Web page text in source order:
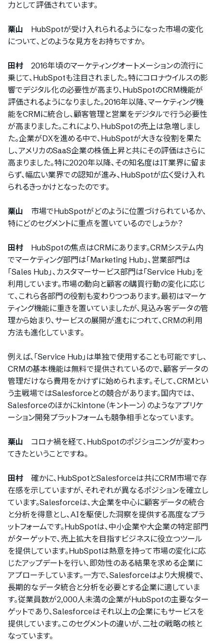
力として評価されています。
栗山 HubSpotが受け入れられるようになった市場の変化
について、どのような見方をお持ちですか。
田村 2016年頃のマーケティングオートメーションの流行に
乗じて、HubSpotも注目されました。特にコロナウイルスの影
響でデジタル化の必要性が高まり、HubSpotのCRM機能が
評価されるようになりました。2016年以降、マーケティング機
能をCRMに統合し、顧客管理と営業をデジタルで行う必要性
が高まりました。これにより、HubSpotの売上は急増しまし
た。企業がDXを進める中で、HubSpotが大きな役割を果た
し、アメリカのSaaS企業の株価上昇と共にその評価はさらに
高まりました。特に2020年以降、その知名度はIT業界に留ま
らず、幅広い業界での認知が進み、HubSpotが広く受け入れ
られるきっかけとなったのです。
栗山 市場でHubSpotがどのように位置づけられているか、
特にどのセグメントに重点を置いているのでしょうか？
田村 HubSpotの焦点はCRMにあります。CRMシステム内
でマーケティング部門は「Marketing Hub」、営業部門は
「Sales Hub」、カスタマーサービス部門は「Service Hub」を
利用しています。市場の動向と顧客の購買行動の変化に応じ
て、これら各部門の役割も変わりつつあります。最初はマーケ
ティング機能に重きを置いていましたが、見込み客データの管
理から始まり、サービスの展開が進むにつれて、CRMの利用
方法も進化しています。
例えば、「Service Hub」は単独で使用することも可能ですし、
CRMの基本機能は無料で提供されているので、顧客データの
管理だけなら費用をかけずに始められます。そして、CRMとい
う主戦場ではSalesforceとの競合があります。国内では、
Salesforceのほかにkintone（キントーン）のようなアプリケ
ーション開発プラットフォームも競争相手となっています。
栗山 コロナ禍を経て、HubSpotのポジショニングが変わっ
てきたということですね。
田村 確かに、HubSpotとSalesforceは共にCRM市場で存
在感を示していますが、それぞれが異なるポジションを確立し
ています。Salesforceは、大企業を中心に顧客データの統合
と分析を得意とし、AIを駆使した洞察を提供する高度なプラ
ットフォームです。HubSpotは、中小企業や大企業の特定部門
がターゲットで、売上拡大を目指すビジネスに役立つツール
を提供しています。HubSpotは熱意を持って市場の変化に応
じたアップデートを行い、即効性のある結果を求める企業に
アプローチしています。一方で、Salesforceはより大規模で、
長期的なデータ統合と分析を必要とする企業に適していま
す。従業員数が2,000人未満の企業がHubSpotの主要なター
ゲットであり、Salesforceはそれ以上の企業にもサービスを
提供しています。このセグメントの違いが、二社の戦略の核と
なっています。